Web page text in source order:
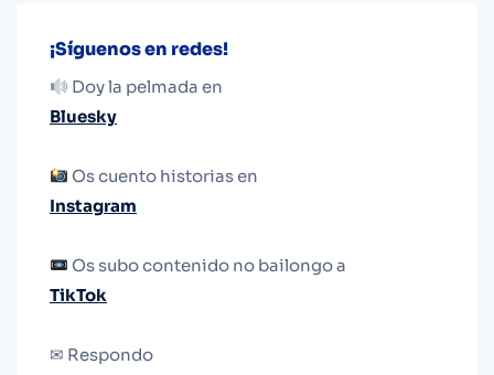
¡Síguenos en redes!
Doy la pelmada en
Bluesky
Os cuento historias en
Instagram
Os subo contenido no bailongo a
TikTok
✉ Respondo